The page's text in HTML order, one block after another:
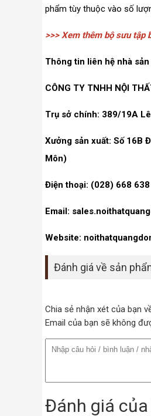
phẩm tùy thuộc vào số
>>> Xem thêm bộ sưu tập
Thông tin liên hệ nhà
CÔNG TY TNHH NỘI
Trụ sở chính: 389/19A
Xưởng sản xuất: Số 16B
Môn)
Điện thoại: (028) 668
Email:
Website:
Đánh giá về sản
Chia sẻ nhận xét của bạn
Email của bạn sẽ không
Đánh giá của